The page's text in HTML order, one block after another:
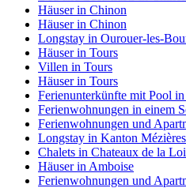
Häuser in Chinon
Häuser in Chinon
Longstay in Ourouer-les-
Häuser in Tours
Villen in Tours
Häuser in Tours
Ferienunterkünfte mit Pool
Ferienwohnungen in einem
Ferienwohnungen und
Longstay in Kanton
Chalets in Chateaux de la
Häuser in Amboise
Ferienwohnungen und